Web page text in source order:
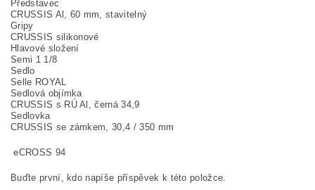
Představec
CRUSSIS Al, 60 mm, stavitelný
Gripy
CRUSSIS silikonové
Hlavové složení
Semi 1 1/8
Sedlo
Selle ROYAL
Sedlová objímka
CRUSSIS s RÚ Al, černá 34,9
Sedlovka
CRUSSIS se zámkem, 30,4 / 350 mm
eCROSS 94
Buďte první, kdo napíše příspěvek k této položce.